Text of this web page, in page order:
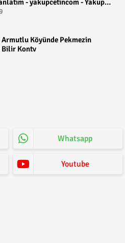
- yakupcetincom - Yakup
Köyünde Pekmezin
Bilir Kontv
Whatsapp
Youtube